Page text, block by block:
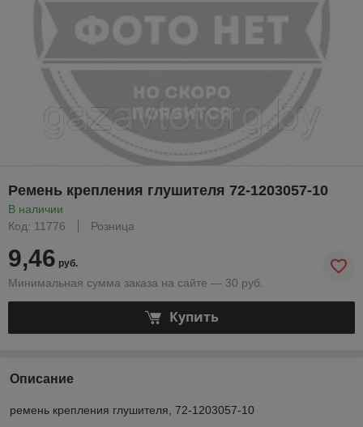
Ремень крепления глушителя 72-1203057-10
В наличии
Код: 11776
Розница
9,46 руб.
Минимальная сумма заказа на сайте — 30 руб.
Купить
Описание
ремень крепления глушителя, 72-1203057-10